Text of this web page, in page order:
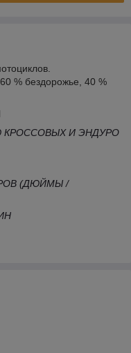
% бездорожье, 40 %
И ЭНДУРО
(ДЮЙМЫ /